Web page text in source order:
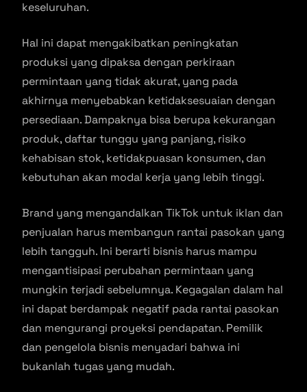
keseluruhan.
Hal ini dapat mengakibatkan peningkatan
produksi yang dipaksa dengan perkiraan
permintaan yang tidak akurat, yang pada
akhirnya menyebabkan ketidaksesuaian dengan
persediaan. Dampaknya bisa berupa kekurangan
produk, daftar tunggu yang panjang, risiko
kehabisan stok, ketidakpuasan konsumen, dan
kebutuhan akan modal kerja yang lebih tinggi.
Brand yang mengandalkan TikTok untuk iklan dan
penjualan harus membangun rantai pasokan yang
lebih tangguh. Ini berarti bisnis harus mampu
mengantisipasi perubahan permintaan yang
mungkin terjadi sebelumnya. Kegagalan dalam hal
ini dapat berdampak negatif pada rantai pasokan
dan mengurangi proyeksi pendapatan. Pemilik
dan pengelola bisnis menyadari bahwa ini
bukanlah tugas yang mudah.